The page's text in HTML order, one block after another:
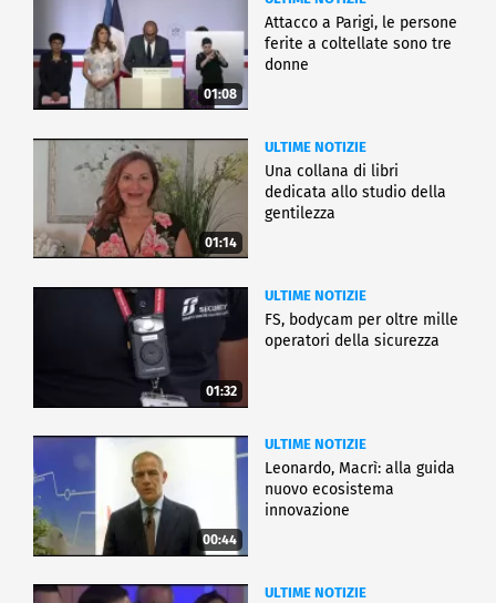
01:08
Attacco a Parigi, le persone
ferite a coltellate sono tre
donne
01:14
ULTIME NOTIZIE
Una collana di libri
dedicata allo studio della
gentilezza
01:32
ULTIME NOTIZIE
FS, bodycam per oltre mille
operatori della sicurezza
00:44
ULTIME NOTIZIE
Leonardo, Macrì: alla guida
nuovo ecosistema
innovazione
ULTIME NOTIZIE